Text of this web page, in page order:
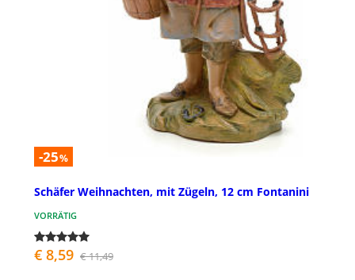
-25%
Schäfer Weihnachten, mit Zügeln, 12 cm Fontanini
VORRÄTIG
€ 8,59 € 11,49